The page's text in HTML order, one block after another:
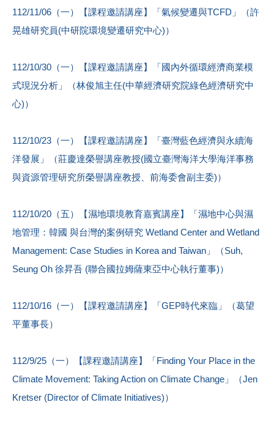
112/11/06（一）【課程邀請講座】「氣候變遷與TCFD」（許
晃雄研究員(中研院環境變遷研究中心)）
112/10/30（一）【課程邀請講座】「國內外循環經濟商業模
式現況分析」（林俊旭主任(中華經濟研究院綠色經濟研究中
心)）
112/10/23（一）【課程邀請講座】「臺灣藍色經濟與永續海
洋發展」（莊慶達榮譽講座教授(國立臺灣海洋大學海洋事務
與資源管理研究所榮譽講座教授、前海委會副主委)）
112/10/20（五）【濕地環境教育嘉賓講座】「濕地中心與濕
地管理：韓國 與台灣的案例研究 Wetland Center and Wetland
Management: Case Studies in Korea and Taiwan」（Suh,
Seung Oh 徐昇吾 (聯合國拉姆薩東亞中心執行董事)）
112/10/16（一）【課程邀請講座】「GEP時代來臨」（葛望
平董事長）
112/9/25（一）【課程邀請講座】「Finding Your Place in the
Climate Movement: Taking Action on Climate Change」（Jen
Kretser (Director of Climate Initiatives)）